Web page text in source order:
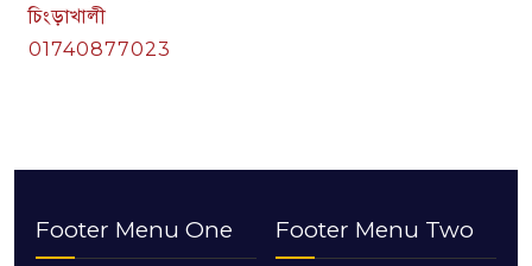
চিংড়াখালী
01740877023
Footer Menu One Footer Menu Two